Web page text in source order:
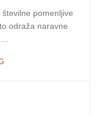
pomenljive
odraža naravne